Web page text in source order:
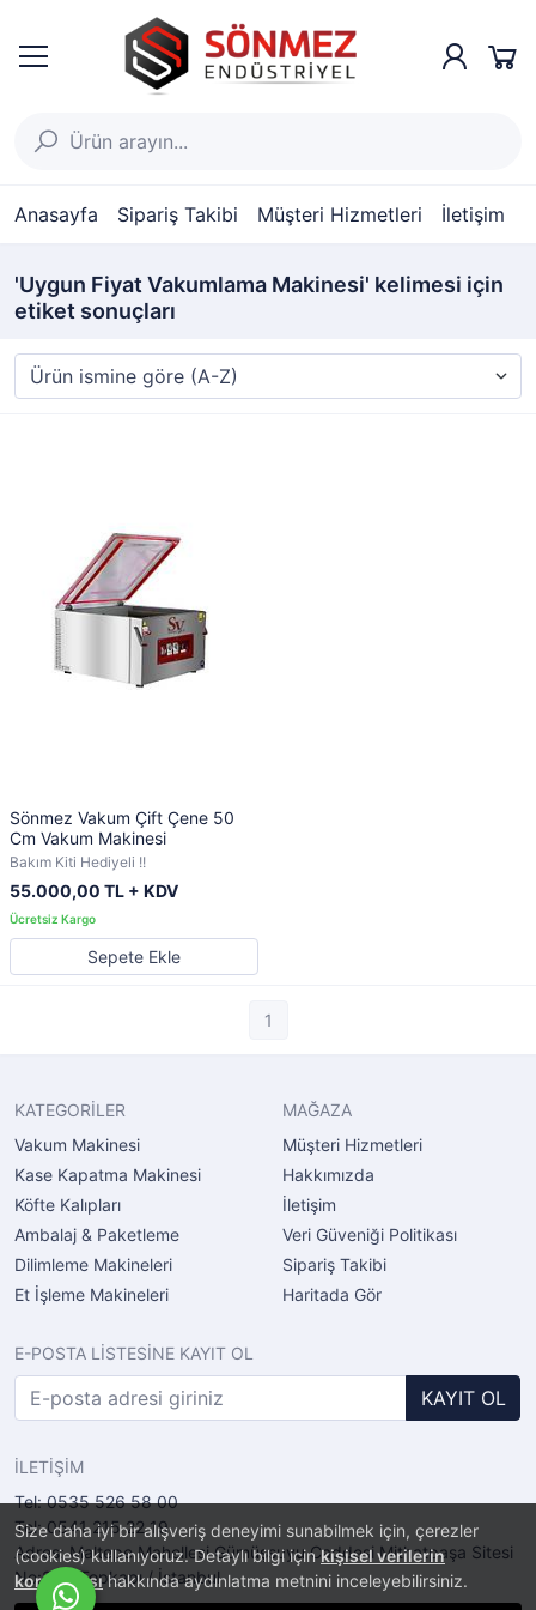
Anasayfa Sipariş Takibi Müşteri Hizmetleri İletişim
Size daha iyi bir alışveriş deneyimi sunabilmek için, çerezler
(cookies) kullanıyoruz. Detaylı bilgi içinkişisel verilerin
korunmasıhakkında aydınlatma metnini inceleyebilirsiniz.
'Uygun Fiyat Vakumlama Makinesi' kelimesi için
etiket sonuçları
Sönmez Vakum Çift Çene 50
Cm Vakum Makinesi
Bakım Kiti Hediyeli !!
55.000,00 TL + KDV
Sepete Ekle
1
KATEGORİLER
Vakum Makinesi
Kase Kapatma Makinesi
Köfte Kalıpları
Ambalaj & Paketleme
Dilimleme Makineleri
Et İşleme Makineleri
MAĞAZA
Müşteri Hizmetleri
Hakkımızda
İletişim
Veri Güveniği Politikası
Sipariş Takibi
Haritada Gör
E-POSTA LİSTESİNE KAYIT OL
KAYIT OL
İLETİŞİM
Tel: 0535 526 58 00
Tel: 0541 215 22 19
Adres: Maltepe Mahellesi Gümüşsuyu Caddesi Mithatpaşa Sitesi
No:2/11 Topkapı / İstanbul